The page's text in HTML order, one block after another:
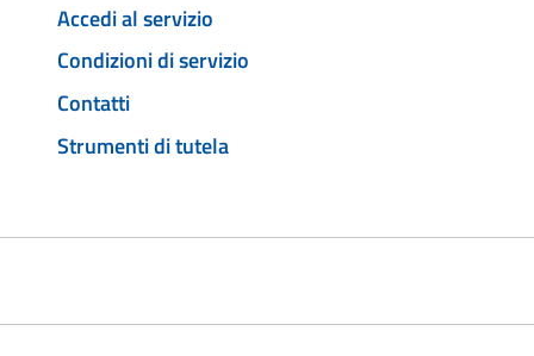
Accedi al servizio
Condizioni di servizio
Contatti
Strumenti di tutela